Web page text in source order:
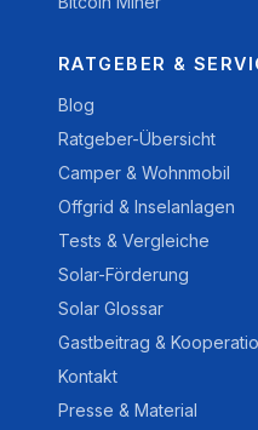
RATGEBER &
Blog
Ratgeber-Übersicht
Camper & Wohnmobil
Offgrid & Inselanlagen
Tests & Vergleiche
Solar-Förderung
Solar Glossar
Gastbeitrag &
Kontakt
Presse & Material